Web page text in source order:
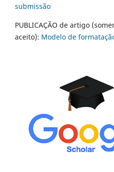
submissão
PUBLICAÇÃO de artigo
aceito): Modelo de